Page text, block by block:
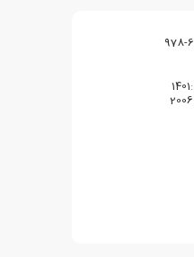
978-
1401
2006